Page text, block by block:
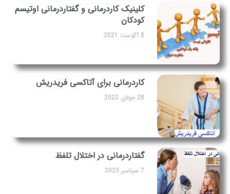
کلینیک کاردرمانی و گفتاردرمانی اوتیسم
کودکان
8 آگوست 2021
کاردرمانی برای آتاکسی فریدریش
28 جولای 2022
گفتاردرمانی در اختلال تلفظ
7 سپتامبر 2023